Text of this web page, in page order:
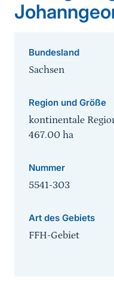
Bundesland
Sachsen
Region und Größe
kontinentale
467.00 ha
Nummer
5541-303
Art des Gebiets
FFH-Gebiet